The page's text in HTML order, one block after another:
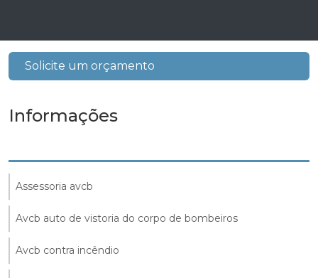
Solicite um orçamento
Informações
Assessoria avcb
Avcb auto de vistoria do corpo de bombeiros
Avcb contra incêndio